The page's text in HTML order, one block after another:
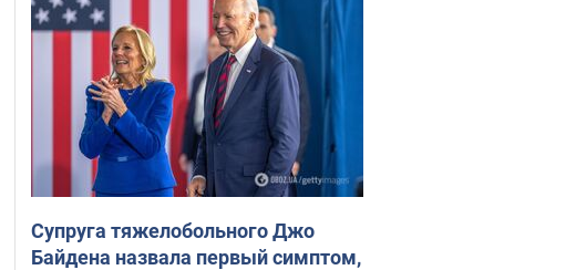
Супруга тяжелобольного Джо
Байдена назвала первый симптом,